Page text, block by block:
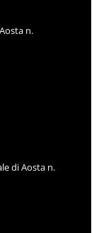
n.
di Aosta n.